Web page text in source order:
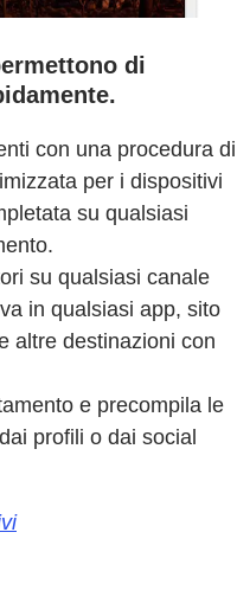
di
con una procedura di
per i dispositivi
su qualsiasi
su qualsiasi canale
in qualsiasi app, sito
altre destinazioni con
e precompila le
profili o dai social